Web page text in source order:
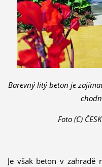
Barevný litý beton je
Foto (C)
Je však beton v zahradě